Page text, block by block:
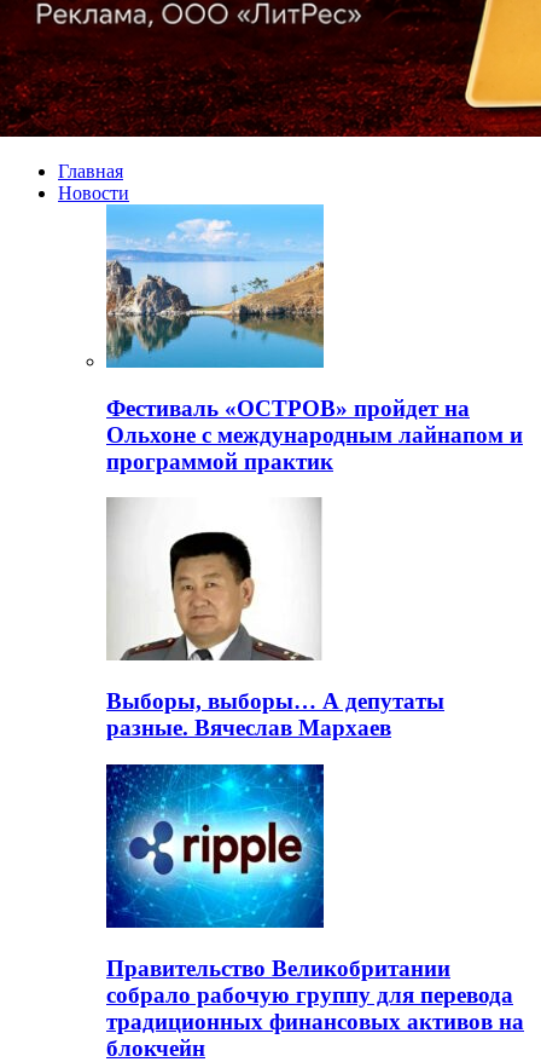
Главная
Новости
Фестиваль «ОСТРОВ» пройдет на
Ольхоне с международным лайнапом и
программой практик
Выборы, выборы… А депутаты
разные. Вячеслав Мархаев
Правительство Великобритании
собрало рабочую группу для перевода
традиционных финансовых активов на
блокчейн